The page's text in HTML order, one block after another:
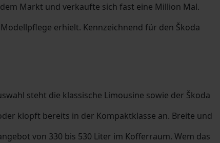
Markt und verkaufte sich fast eine Million Mal.
erhielt. Kennzeichnend für den Škoda
steht die klassische Limousine sowie der Škoda
klopft bereits in der Kompaktklasse an. Breite und
von 330 bis 530 Liter im Kofferraum. Wem das